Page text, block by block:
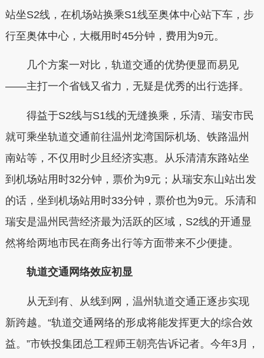
站坐S2线，在机场站换乘S1线至奥体中心站下车，步
行至奥体中心，大概用时45分钟，费用为9元。
几个方案一对比，轨道交通的优势便显而易见
——主打一个省钱又省力，无疑是优秀的出行选择。
得益于S2线与S1线的无缝换乘，乐清、瑞安市民
就可乘坐轨道交通前往温州龙湾国际机场、铁路温州
南站等，不仅用时少且经济实惠。从乐清清东路站坐
到机场站用时32分钟，票价为9元；从瑞安东山站出发
的话，坐到机场站用时33分钟，票价也为9元。乐清和
瑞安是温州民营经济最为活跃的区域，S2线的开通显
然将给两地市民在商务出行等方面带来不少便捷。
轨道交通网络效应初显
从无到有、从线到网，温州轨道交通正逐步实现
新跨越。“轨道交通网络的形成将能发挥更大的综合效
益。”市铁投集团总工程师王朝亮告诉记者。今年3月，